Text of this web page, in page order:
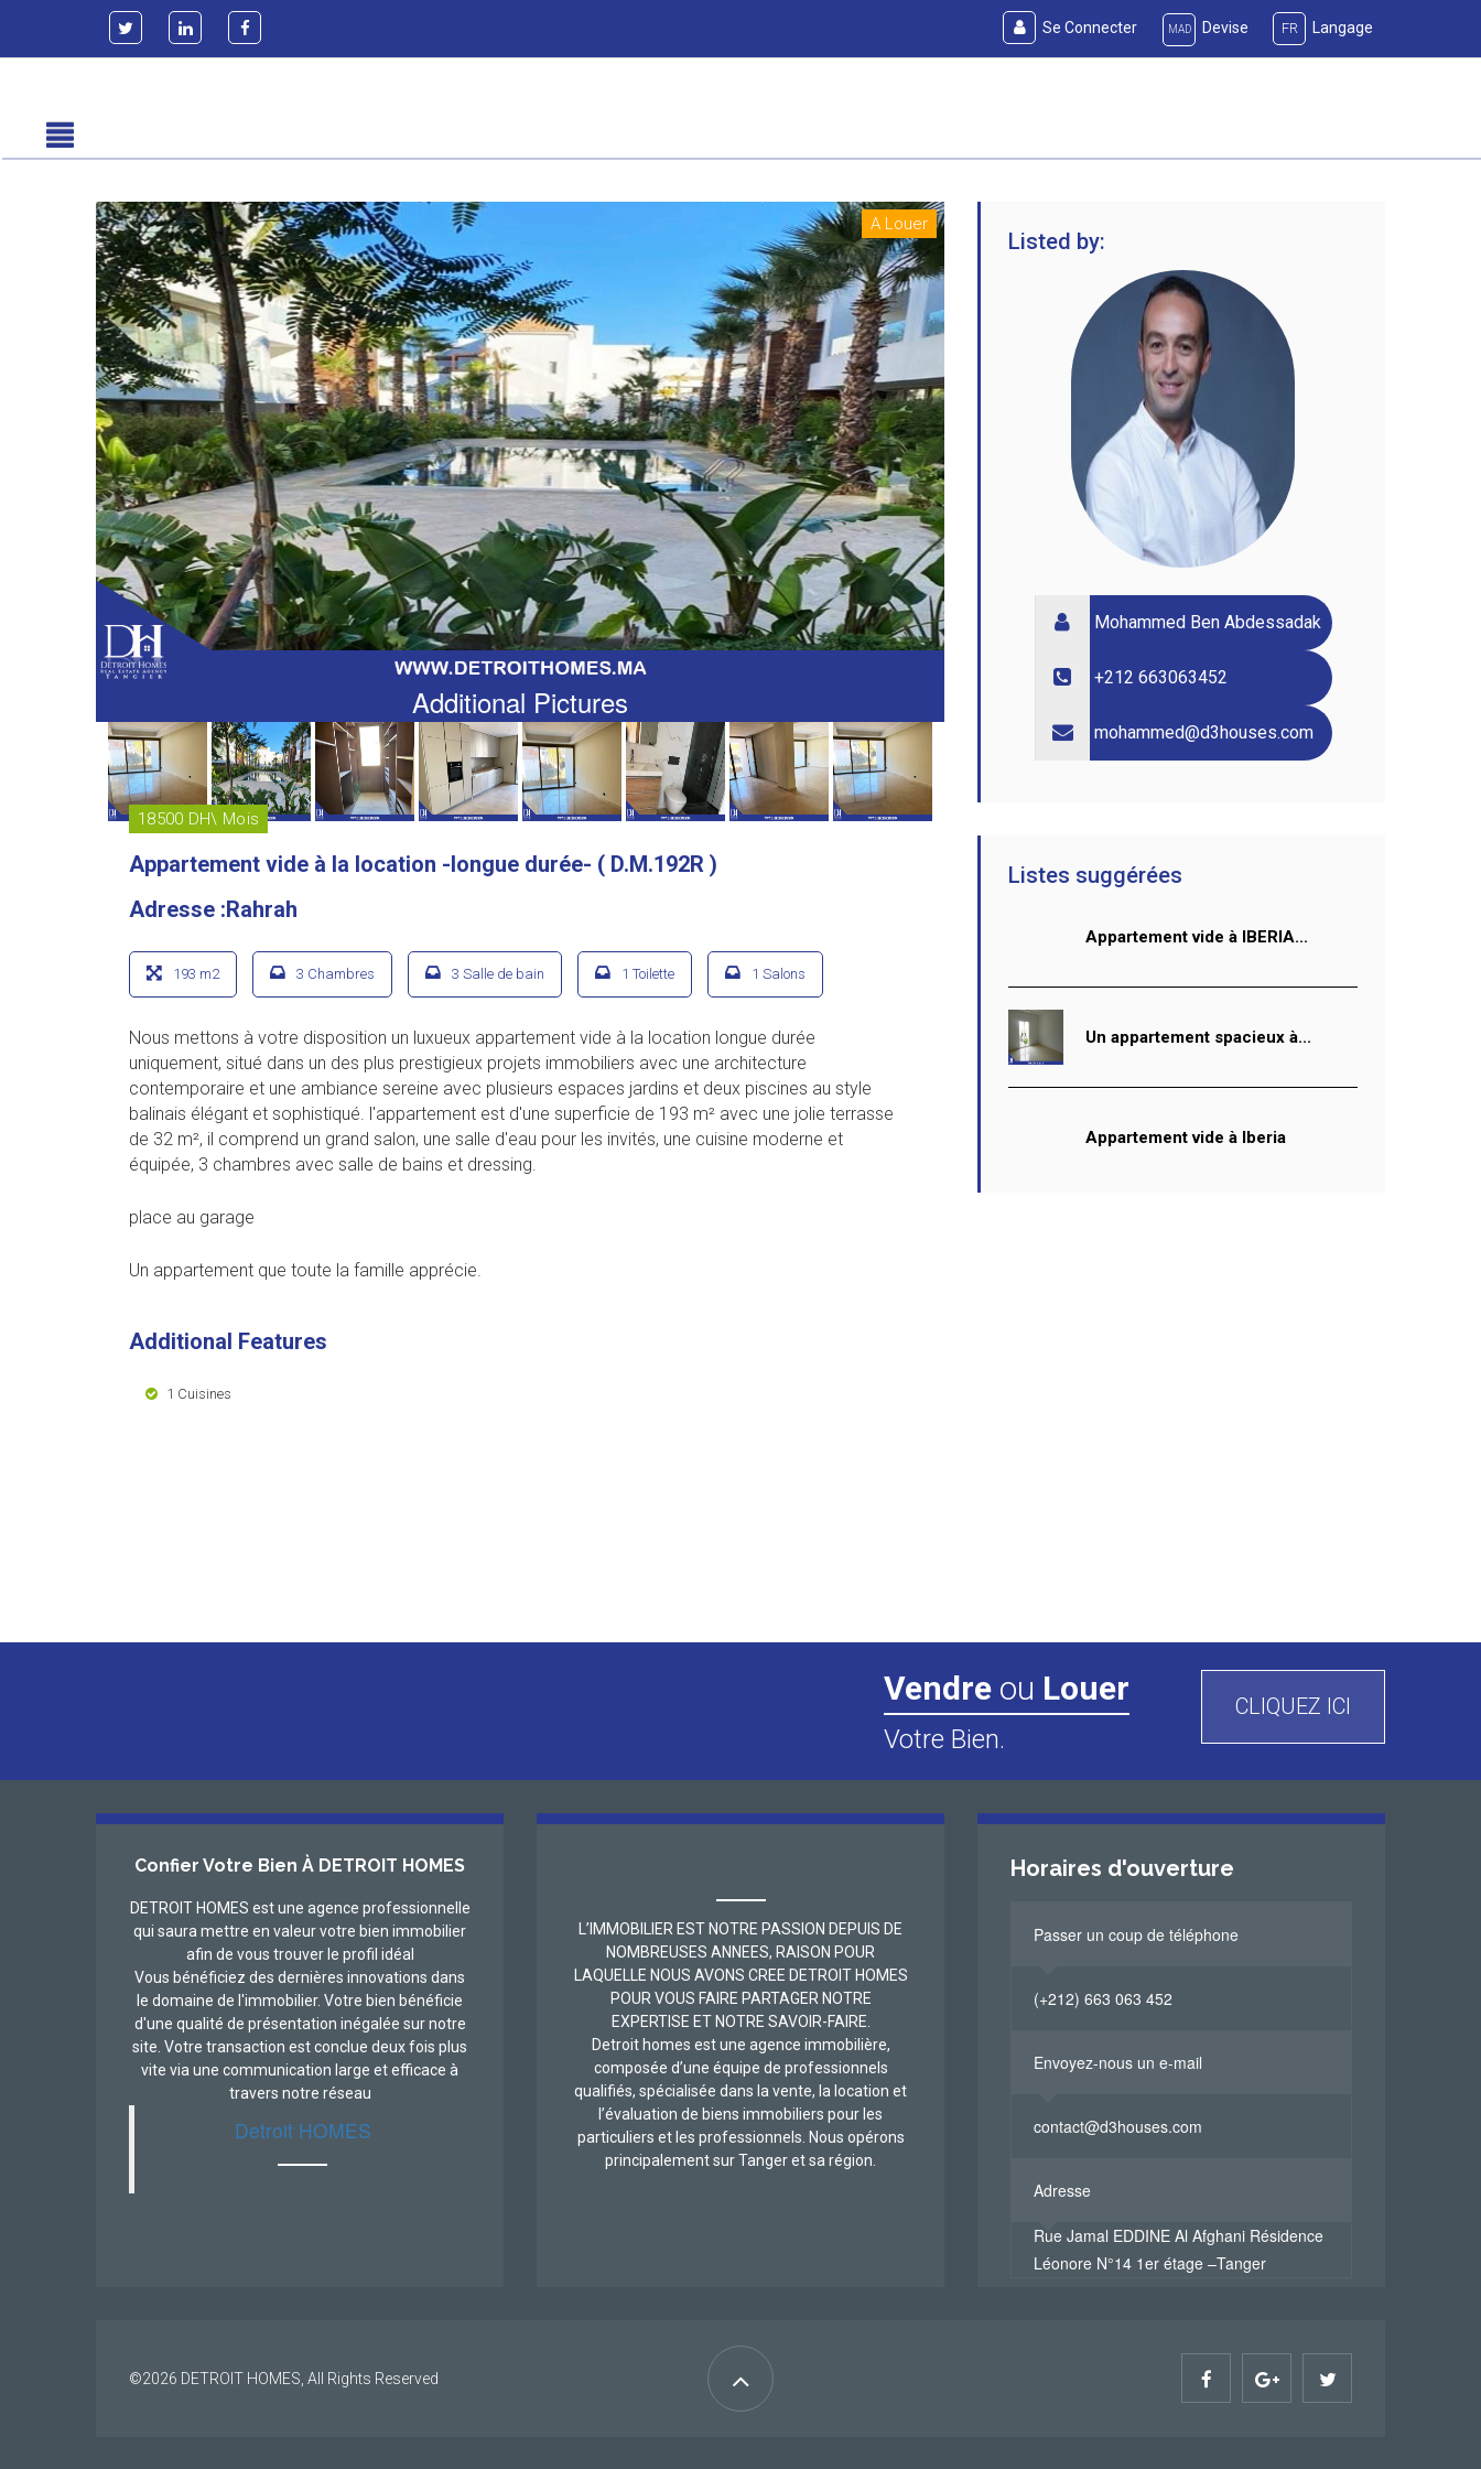
Se Connecter MAD Devise FR Langage
A Louer
Additional Pictures
18500 DH\ Mois
Appartement vide à la location -longue durée- ( D.M.192R )
Adresse :Rahrah
193 m2 3 Chambres 3 Salle de bain 1 Toilette 1 Salons
Nous mettons à votre disposition un luxueux appartement vide à la location longue durée
uniquement, situé dans un des plus prestigieux projets immobiliers avec une architecture
contemporaire et une ambiance sereine avec plusieurs espaces jardins et deux piscines au style
balinais élégant et sophistiqué. l'appartement est d'une superficie de 193 m² avec une jolie terrasse
de 32 m², il comprend un grand salon, une salle d'eau pour les invités, une cuisine moderne et
équipée, 3 chambres avec salle de bains et dressing.
place au garage
Un appartement que toute la famille apprécie.
Additional Features
1 Cuisines
Listed by:
Mohammed Ben Abdessadak
+212 663063452
mohammed@d3houses.com
Listes suggérées
Appartement vide à IBERIA...
Un appartement spacieux à...
Appartement vide à Iberia
CLIQUEZ ICI
Vendre ou Louer
Votre Bien.
Confier Votre Bien À DETROIT HOMES
DETROIT HOMES est une agence professionnelle
qui saura mettre en valeur votre bien immobilier
afin de vous trouver le profil idéal
Vous bénéficiez des dernières innovations dans
le domaine de l'immobilier. Votre bien bénéficie
d'une qualité de présentation inégalée sur notre
site. Votre transaction est conclue deux fois plus
vite via une communication large et efficace à
travers notre réseau
Detroit HOMES
L’IMMOBILIER EST NOTRE PASSION DEPUIS DE
NOMBREUSES ANNEES, RAISON POUR
LAQUELLE NOUS AVONS CREE DETROIT HOMES
POUR VOUS FAIRE PARTAGER NOTRE
EXPERTISE ET NOTRE SAVOIR-FAIRE.
Detroit homes est une agence immobilière,
composée d’une équipe de professionnels
qualifiés, spécialisée dans la vente, la location et
l’évaluation de biens immobiliers pour les
particuliers et les professionnels. Nous opérons
principalement sur Tanger et sa région.
Horaires d'ouverture
Passer un coup de téléphone
(+212) 663 063 452
Envoyez-nous un e-mail
contact@d3houses.com
Adresse
Rue Jamal EDDINE Al Afghani Résidence
Léonore N°14 1er étage –Tanger
©2026 DETROIT HOMES, All Rights Reserved